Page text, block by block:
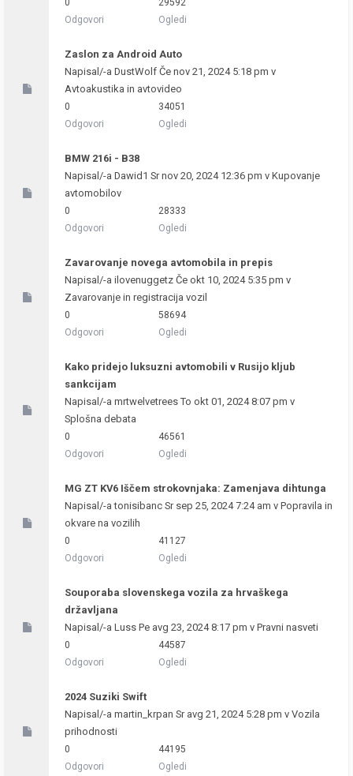
0
Odgovori
29592
Ogledi
Zaslon za Android Auto
Napisal/-a DustWolf Če nov 21, 2024 5:18 pm v
Avtoakustika in avtovideo
0
Odgovori
34051
Ogledi
BMW 216i - B38
Napisal/-a Dawid1 Sr nov 20, 2024 12:36 pm v Kupovanje
avtomobilov
0
Odgovori
28333
Ogledi
Zavarovanje novega avtomobila in prepis
Napisal/-a ilovenuggetz Če okt 10, 2024 5:35 pm v
Zavarovanje in registracija vozil
0
Odgovori
58694
Ogledi
Kako pridejo luksuzni avtomobili v Rusijo kljub
sankcijam
Napisal/-a mrtwelvetreesTo okt 01, 2024 8:07 pm v
Splošna debata
0
Odgovori
46561
Ogledi
MG ZT KV6 Iščem strokovnjaka: Zamenjava dihtunga
Napisal/-atonisibanc Sr sep 25, 2024 7:24 am v Popravila in
okvare na vozilih
0
Odgovori
41127
Ogledi
Souporaba slovenskega vozila za hrvaškega
državljana
Napisal/-a Luss Pe avg 23, 2024 8:17 pm v Pravni nasveti
0
Odgovori
44587
Ogledi
2024 Suziki Swift
Napisal/-a martin_krpan Sr avg 21, 2024 5:28 pm v Vozila
prihodnosti
0
Odgovori
44195
Ogledi